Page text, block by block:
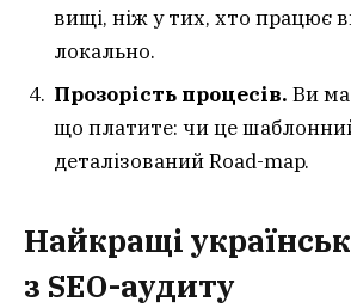
вищі, ніж у тих, хто працює
локально.
Прозорість процесів. Ви
що платите: чи це
деталізований Road-map.
Найкращі
з SEO-аудиту